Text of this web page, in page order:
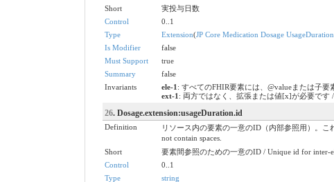
Short
実投与日数
Control
0..1
Type
Extension(JP Core Medication Dosage
Is Modifier
false
Must Support
true
Summary
false
Invariants
ele-1 : すべてのFHIR要素には、@valueまたは子要
ext-1 : 両方ではなく、拡張または値[x]が必要です
26. Dosage.extension:usageDuration.id
Definition
リソース内の要素の一意のID（内部参照用）。こ
not contain spaces.
Short
要素間参照のための一意のID / Unique id for inter-
Control
0..1
Type
string